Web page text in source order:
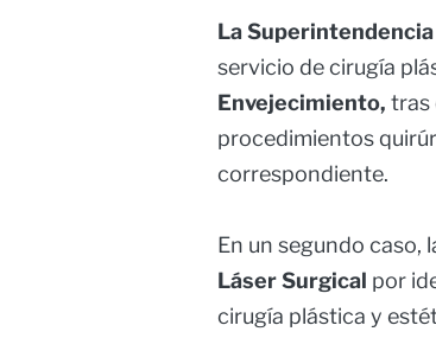
La
servicio de cirugía
Envejecimiento, tras
procedimientos
correspondiente.
En un segundo caso,
Láser Surgical por
cirugía plástica y